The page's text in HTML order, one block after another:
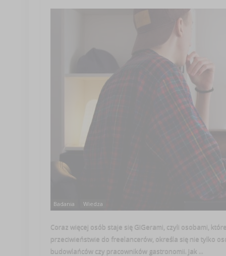
Badania Wiedza
Coraz więcej osób staje się GIGerami, czyli osobami,
przeciwieństwie do freelancerów, określa się nie tylko
budowlańców czy pracowników gastronomii. Jak ...